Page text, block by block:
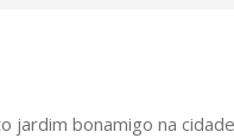
jardim bonamigo na